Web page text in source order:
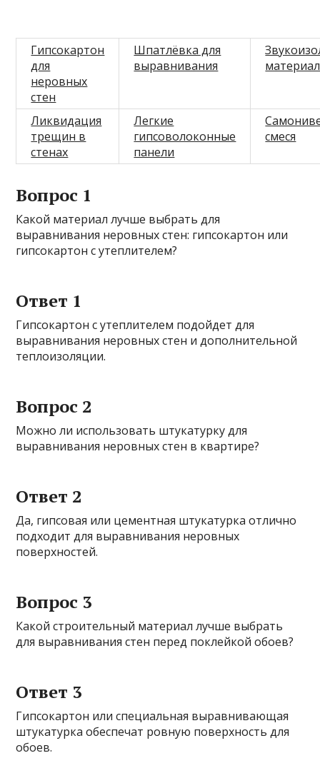
Гипсокартон
для
неровных
стен
Шпатлёвка для
выравнивания
Ликвидация
трещин в
стенах
Легкие
гипсоволоконные
панели
смеся
Вопрос 1
Какой материал лучше выбрать для
выравнивания неровных стен: гипсокартон или
гипсокартон с утеплителем?
Ответ 1
Гипсокартон с утеплителем подойдет для
выравнивания неровных стен и дополнительной
теплоизоляции.
Вопрос 2
Можно ли использовать штукатурку для
выравнивания неровных стен в квартире?
Ответ 2
Да, гипсовая или цементная штукатурка отлично
подходит для выравнивания неровных
поверхностей.
Вопрос 3
Какой строительный материал лучше выбрать
для выравнивания стен перед поклейкой обоев?
Ответ 3
Гипсокартон или специальная выравнивающая
штукатурка обеспечат ровную поверхность для
обоев.